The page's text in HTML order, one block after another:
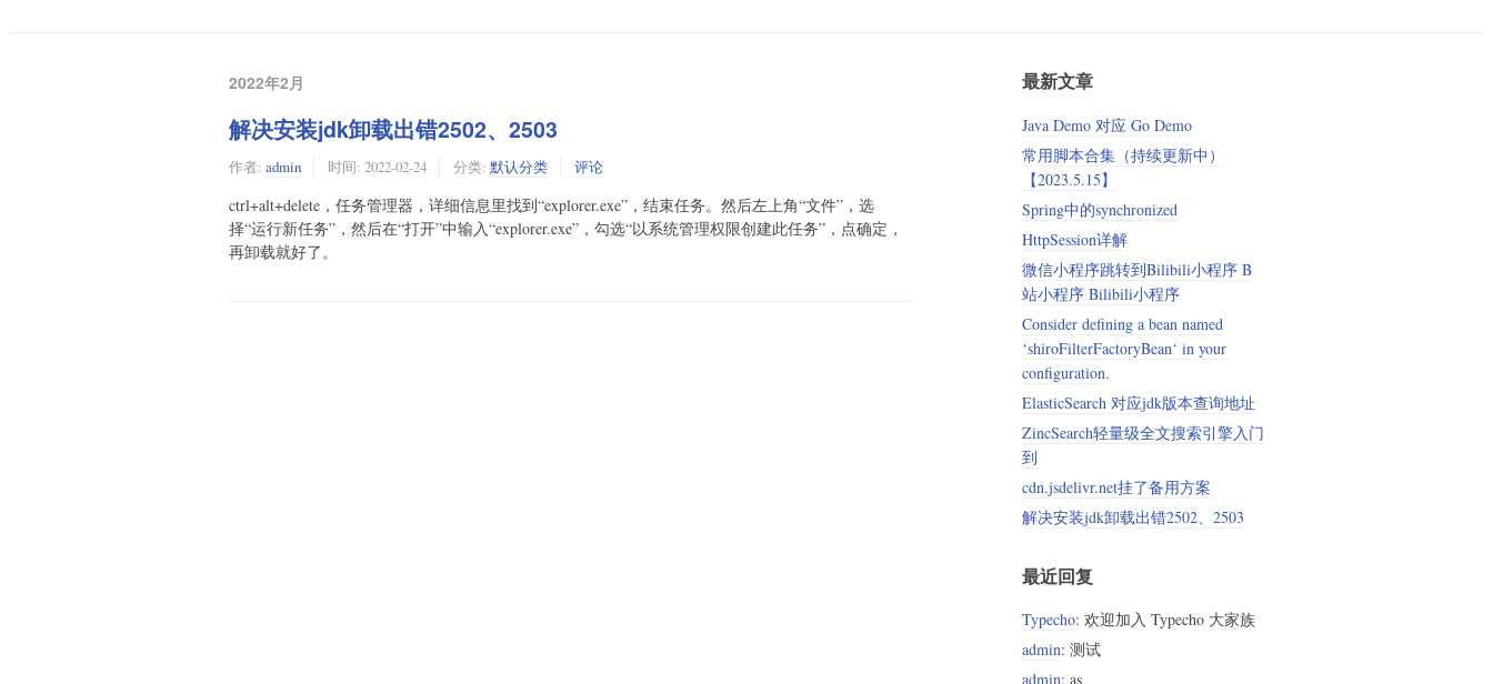
2022年2月
解决安装jdk卸载出错2502、2503
作者: admin 时间: 2022-02-24 分类: 默认分类 评论
ctrl+alt+delete，任务管理器，详细信息里找到“explorer.exe”，结束任务。然后左上角“文件”，选
择“运行新任务”，然后在“打开”中输入“explorer.exe”，勾选“以系统管理权限创建此任务”，点确定，
再卸载就好了。
最新文章
Java Demo 对应 Go Demo
常用脚本合集（持续更新中）
【2023.5.15】
Spring中的synchronized
HttpSession详解
微信小程序跳转到Bilibili小程序 B
站小程序 Bilibili小程序
Consider defining a bean named
‘shiroFilterFactoryBean‘ in your
configuration.
ElasticSearch 对应jdk版本查询地址
ZincSearch轻量级全文搜索引擎入门
到
cdn.jsdelivr.net挂了备用方案
解决安装jdk卸载出错2502、2503
最近回复
Typecho: 欢迎加入 Typecho 大家族
admin: 测试
admin: as